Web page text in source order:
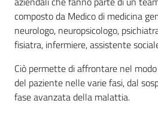
composto da Medico di medicina
neurologo, neuropsicologo,
fisiatra, infermiere, assistente
Ciò permette di affrontare nel
del paziente nelle varie fasi, dal
fase avanzata della malattia.